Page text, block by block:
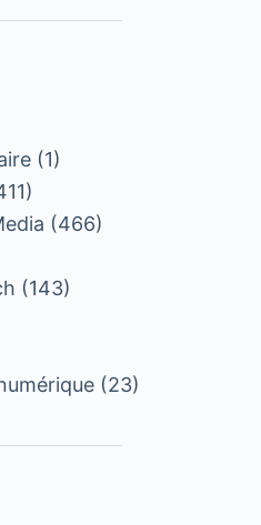
(1)
(466)
(143)
(23)